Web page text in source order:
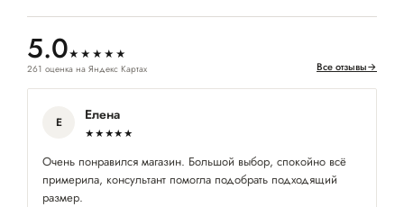
5.0★★★★★
261 оценка на Яндекс Картах Все отзывы→
Е Елена
★★★★★
Очень понравился магазин. Большой выбор, спокойно всё
примерила, консультант помогла подобрать подходящий
размер.